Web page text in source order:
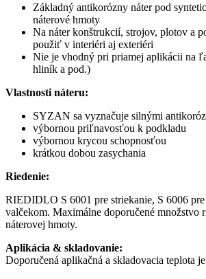
Základný antikorózny náter pod
náterové hmoty
Na náter konštrukcií, strojov, plotov a
použiť v interiéri aj exteriéri
Nie je vhodný pri priamej aplikácii na
hliník a pod.)
Vlastnosti náteru:
SYZAN sa vyznačuje silnými
výbornou priľnavosťou k podkladu
výbornou krycou schopnosťou
krátkou dobou zasychania
Riedenie:
RIEDIDLO S 6001 pre striekanie, S 6006 pre
valčekom. Maximálne doporučené množstvo
náterovej hmoty.
Aplikácia & skladovanie:
Doporučená aplikačná a skladovacia teplota